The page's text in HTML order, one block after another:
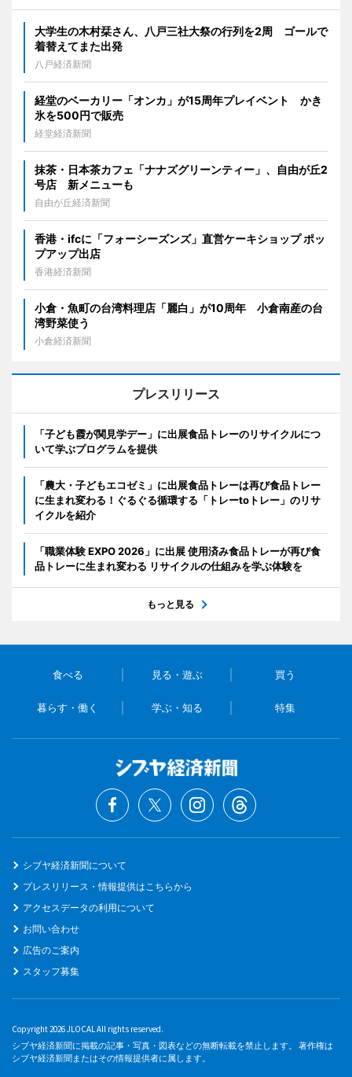
大学生の木村栞さん、八戸三社大祭の行列を2周 ゴールで
着替えてまた出発
八戸経済新聞
経堂のベーカリー「オンカ」が15周年プレイベント かき
氷を500円で販売
経堂経済新聞
抹茶・日本茶カフェ「ナナズグリーンティー」、自由が丘2
号店 新メニューも
自由が丘経済新聞
香港・ifcに「フォーシーズンズ」直営ケーキショップ ポッ
プアップ出店
香港経済新聞
小倉・魚町の台湾料理店「麗白」が10周年 小倉南産の台
湾野菜使う
小倉経済新聞
プレスリリース
「子ども霞が関見学デー」に出展食品トレーのリサイクルにつ
いて学ぶプログラムを提供
「農大・子どもエコゼミ」に出展食品トレーは再び食品トレー
に生まれ変わる！ぐるぐる循環する「トレーtoトレー」のリサ
イクルを紹介
「職業体験 EXPO 2026」に出展 使用済み食品トレーが再び食
品トレーに生まれ変わる リサイクルの仕組みを学ぶ体験を
もっと見る
食べる 見る・遊ぶ 買う
暮らす・働く 学ぶ・知る 特集
シブヤ経済新聞について
プレスリリース・情報提供はこちらから
アクセスデータの利用について
お問い合わせ
広告のご案内
スタッフ募集
Copyright 2026 JLOCAL All rights reserved.
シブヤ経済新聞に掲載の記事・写真・図表などの無断転載を禁止します。 著作権は
シブヤ経済新聞またはその情報提供者に属します。